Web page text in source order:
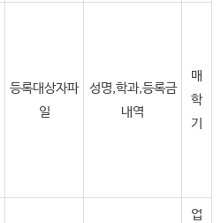
등록대상자파
일
성명,학과,등록금
내역
매
학
기
업